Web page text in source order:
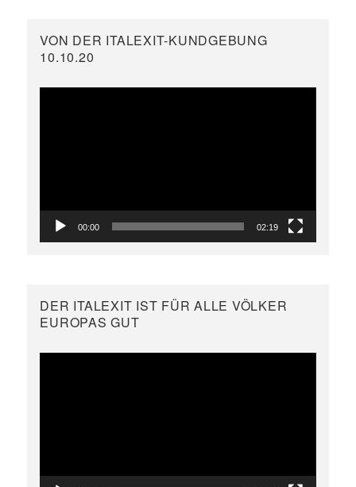
VON DER ITALEXIT-KUNDGEBUNG
10.10.20
00:00 02:19
DER ITALEXIT IST FÜR ALLE VÖLKER
EUROPAS GUT